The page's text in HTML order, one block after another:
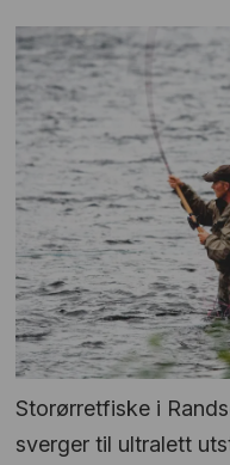
Storørretfiske i
sverger til ultralett